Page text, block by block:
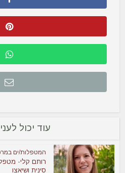
עוד יכול
המטפלות/ים
רותם קלי-
סינית ושיאצו